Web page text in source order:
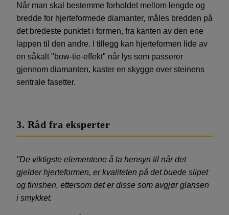
Når man skal bestemme forholdet mellom lengde og
bredde for hjerteformede diamanter, måles bredden på
det bredeste punktet i formen, fra kanten av den ene
lappen til den andre. I tillegg kan hjerteformen lide av
en såkalt "bow-tie-effekt" når lys som passerer
gjennom diamanten, kaster en skygge over steinens
sentrale fasetter.
3. Råd fra eksperter
"De viktigste elementene å ta hensyn til når det
gjelder hjerteformen, er kvaliteten på det buede slipet
og finishen, ettersom det er disse som avgjør glansen
i smykket.